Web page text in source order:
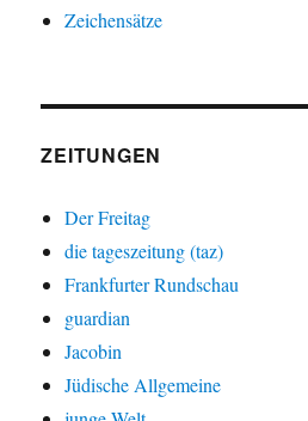
Zeichensätze
ZEITUNGEN
Der Freitag
die tageszeitung (taz)
Frankfurter Rundschau
guardian
Jacobin
Jüdische Allgemeine